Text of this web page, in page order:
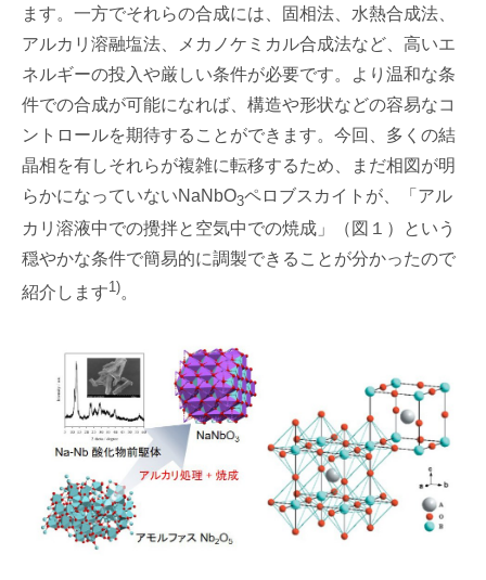
ます。一方でそれらの合成には、固相法、水熱合成法、
アルカリ溶融塩法、メカノケミカル合成法など、高いエ
ネルギーの投入や厳しい条件が必要です。より温和な条
件での合成が可能になれば、構造や形状などの容易なコ
ントロールを期待することができます。今回、多くの結
晶相を有しそれらが複雑に転移するため、まだ相図が明
らかになっていないNaNbO3ペロブスカイトが、「アル
カリ溶液中での攪拌と空気中での焼成」（図１）という
穏やかな条件で簡易的に調製できることが分かったので
紹介します1)。